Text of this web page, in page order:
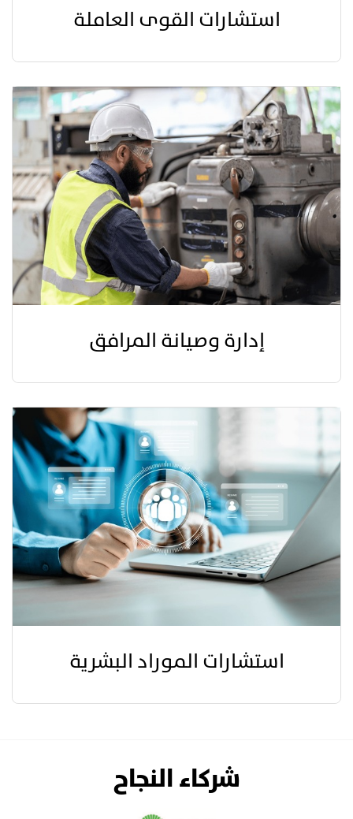
استشارات القوى العاملة
إدارة وصيانة المرافق
استشارات الموراد البشرية
شركاء النجاح